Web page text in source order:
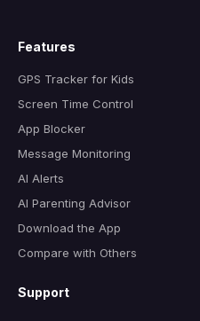
Features
GPS Tracker for Kids
Screen Time Control
App Blocker
Message Monitoring
AI Alerts
AI Parenting Advisor
Download the App
Compare with Others
Support